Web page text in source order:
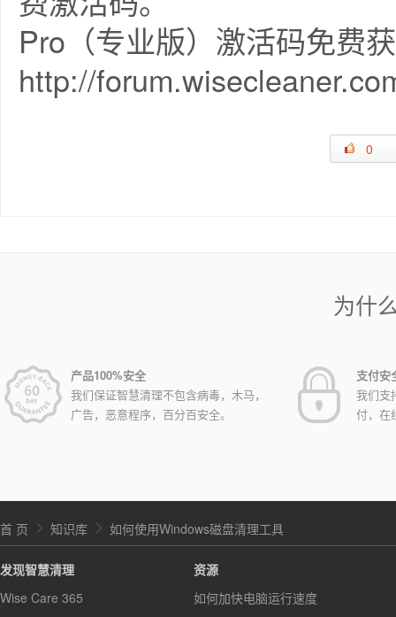
Pro（专业版）激活码免费
http://
0
为什
产品100%安全
我们保证智慧清理不包含病毒，木马，
广告，恶意程序，百分百安全。
支付安
我们支
付，在
首 页 知识库 如何使用Windows磁盘清理工具
发现智慧清理
Wise Care 365
资源
如何加快电脑运行速度